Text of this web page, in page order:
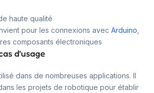
haute qualité
pour les connexions avec Arduino
composants électroniques
d’usage
dans de nombreuses applications. Il
les projets de robotique pour établir